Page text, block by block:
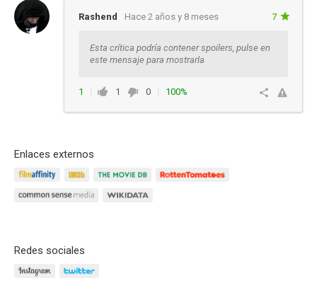
Rashend Hace 2 años y 8 meses 7
Esta crítica podría contener spoilers, pulse en
este mensaje para mostrarla
1 1 0
100%
Enlaces externos
Redes sociales